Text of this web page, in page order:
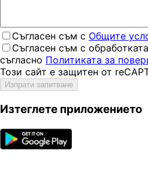
Съгласен съм с Общите
Съгласен съм с
съгласно Политиката за
Този сайт е защитен от
Изпрати запитване
Изтеглете приложението